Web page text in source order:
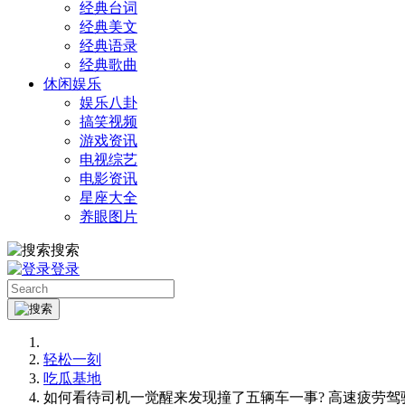
经典台词
经典美文
经典语录
经典歌曲
休闲娱乐
娱乐八卦
搞笑视频
游戏资讯
电视综艺
电影资讯
星座大全
养眼图片
搜索
登录
轻松一刻
吃瓜基地
如何看待司机一觉醒来发现撞了五辆车一事? 高速疲劳驾